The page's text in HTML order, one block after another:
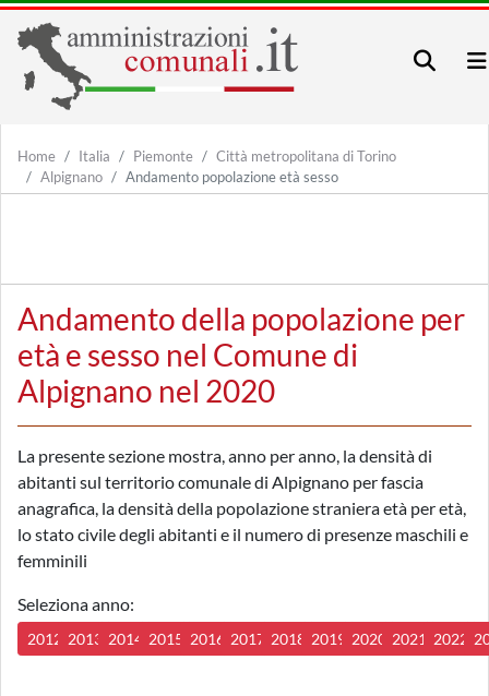
Home Italia Piemonte
Città metropolitana di Torino
Alpignano
Andamento popolazione età sesso
Andamento della popolazione per
età e sesso nel Comune di
Alpignano nel 2020
La presente sezione mostra, anno per anno, la densità di
abitanti sul territorio comunale di Alpignano per fascia
anagrafica, la densità della popolazione straniera età per età,
lo stato civile degli abitanti e il numero di presenze maschili e
femminili
Seleziona anno:
2012 2013 2014 2015 2016 2017 2018 2019 2020 2021 2022